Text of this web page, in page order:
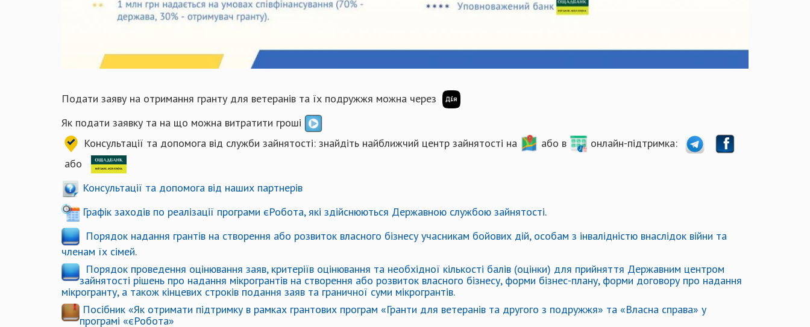
Подати заяву на отримання гранту для ветеранів та їх подружжя можна через
Як подати заявку та на що можна витратити гроші
Консультації та допомога від служби зайнятості: знайдіть найближчий центр зайнятості на
або в
онлайн-підтримка:
або
Консультації та допомога від наших партнерів
Графік заходів по реалізації програми єРобота, які здійснюються Державною службою зайнятості.
Порядок надання грантів на створення або розвиток власного бізнесу учасникам бойових дій, особам з інвалідністю внаслідок війни та
членам їх сімей.
Порядок проведення оцінювання заяв, критеріїв оцінювання та необхідної кількості балів (оцінки) для прийняття Державним центром
зайнятості рішень про надання мікрогрантів на створення або розвиток власного бізнесу, форми бізнес-плану, форми договору про надання
мікрогранту, а також кінцевих строків подання заяв та граничної суми мікрогрантів.
Посібник «Як отримати підтримку в рамках грантових програм «Гранти для ветеранів та другого з подружжя» та «Власна справа» у
програмі «єРобота»